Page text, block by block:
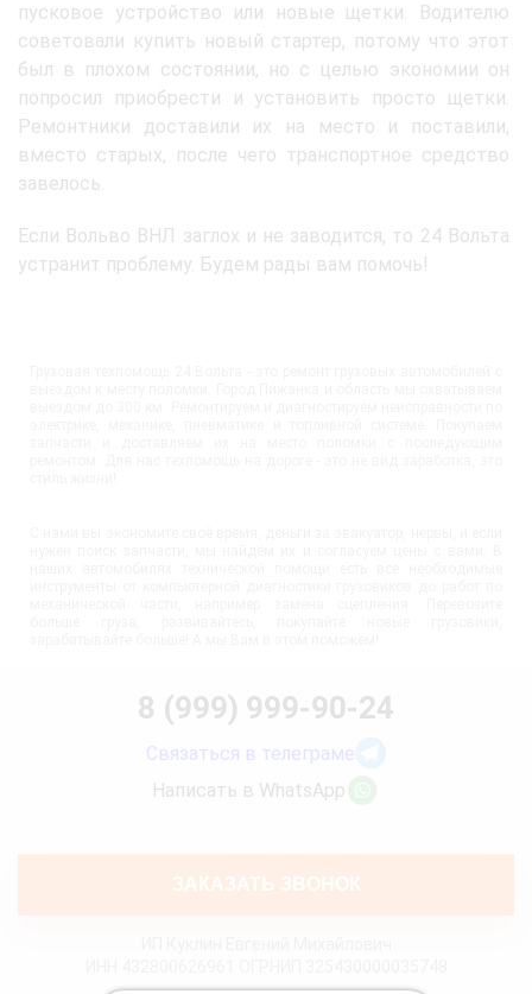
пусковое устройство или новые щетки. Водителю
советовали купить новый стартер, потому что этот
был в плохом состоянии, но с целью экономии он
попросил приобрести и установить просто щетки.
Ремонтники доставили их на место и поставили,
вместо старых, после чего транспортное средство
завелось.
Если Вольво ВНЛ заглох и не заводится, то 24 Вольта
устранит проблему. Будем рады вам помочь!
8 (999) 999-90-24
Связаться в телеграме
Написать в WhatsApp
ЗАКАЗАТЬ ЗВОНОК